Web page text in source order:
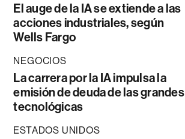
El auge de la IA se extiende a las
acciones industriales, según
Wells Fargo
NEGOCIOS
La carrera por la IA impulsa la
emisión de deuda de las grandes
tecnológicas
ESTADOS UNIDOS